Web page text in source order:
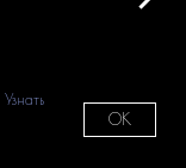
Купить готовую
Узнать
OK